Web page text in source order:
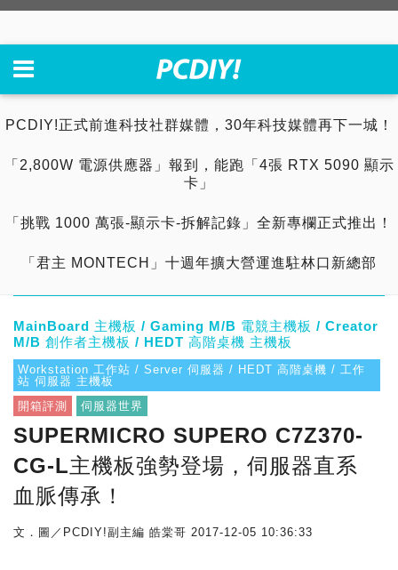
PCDIY!正式前進科技社群媒體，30年科技媒體再下一城！
「2,800W 電源供應器」報到，能跑「4張 RTX 5090 顯示
卡」
「挑戰 1000 萬張-顯示卡-拆解記錄」全新專欄正式推出！
「君主 MONTECH」十週年擴大營運進駐林口新總部
MainBoard 主機板 / Gaming M/B 電競主機板 / Creator
M/B 創作者主機板 / HEDT 高階桌機 主機板
Workstation 工作站 / Server 伺服器 / HEDT 高階桌機 / 工作
站 伺服器 主機板
開箱評測
伺服器世界
SUPERMICRO SUPERO C7Z370-
CG-L主機板強勢登場，伺服器直系
血脈傳承！
文．圖／PCDIY!副主編 皓棠哥 2017-12-05 10:36:33